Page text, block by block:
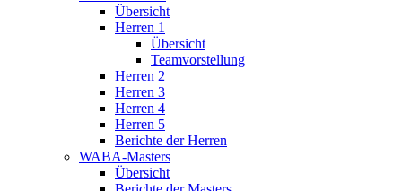
Übersicht
Herren 1
Übersicht
Teamvorstellung
Herren 2
Herren 3
Herren 4
Herren 5
Berichte der Herren
WABA-Masters
Übersicht